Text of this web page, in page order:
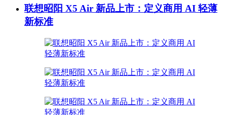
联想昭阳 X5 Air 新品上市：定义商用 AI 轻薄
新标准